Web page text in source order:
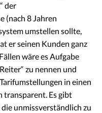
der
(nach 8 Jahren
umstellen sollte,
er seinen Kunden ganz
wäre es Aufgabe
zu nennen und
in einen
transparent. Es gibt
unmissverständlich zu